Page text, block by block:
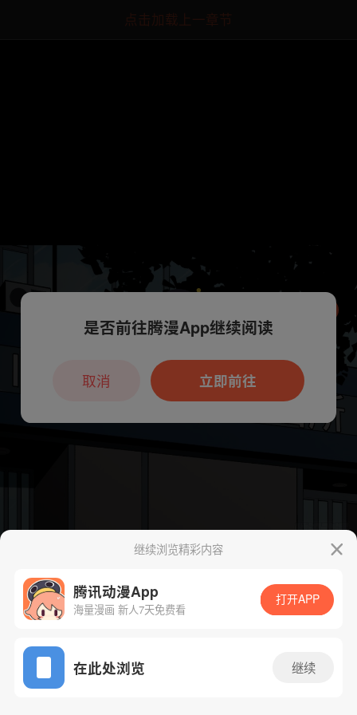
点击加载上一章节
App免费看
下一话 腾漫App免费看
继续浏览精彩内容
腾讯动漫App
海量漫画 新人7天免费看
打开APP
在此处浏览 继续
本章节仅支持App阅读，可打开App新用
户7天免费看
是否前往腾漫App继续阅读
立即前往
取消